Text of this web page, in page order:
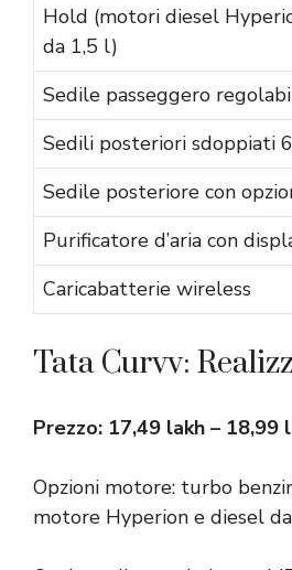
Hold (motori diesel
da 1,5 l)
Sedile passeggero
Sedili posteriori sdoppiati
Sedile posteriore con
Purificatore d’aria con
Caricabatterie wireless
Tata Curvv:
Prezzo: 17,49 lakh – 18,99
Opzioni motore: turbo
motore Hyperion e diesel